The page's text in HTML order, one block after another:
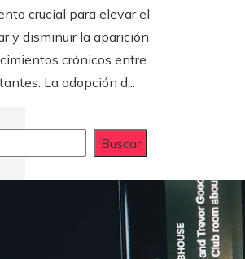
crucial para elevar el
y disminuir la aparición
crónicos entre
La adopción d...
Buscar